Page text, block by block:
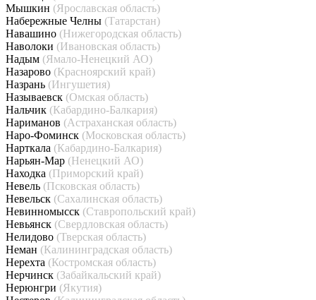
Мышкин (Ярославская область)
Набережные Челны (Татарстан)
Навашино (Нижегородская область)
Наволоки (Ивановская область)
Надым (Ямало-Ненецкий АО)
Назарово (Красноярский край)
Назрань (Ингушетия)
Называевск (Омская область)
Нальчик (Кабардино-Балкария)
Нариманов (Астраханская область)
Наро-Фоминск (Московская область)
Нарткала (Кабардино-Балкария)
Нарьян-Мар (Ненецкий АО)
Находка (Приморский край)
Невель (Псковская область)
Невельск (Сахалинская область)
Невинномысск (Ставропольский край)
Невьянск (Свердловская область)
Нелидово (Тверская область)
Неман (Калининградская область)
Нерехта (Костромская область)
Нерчинск (Забайкальский край)
Нерюнгри (Якутия)